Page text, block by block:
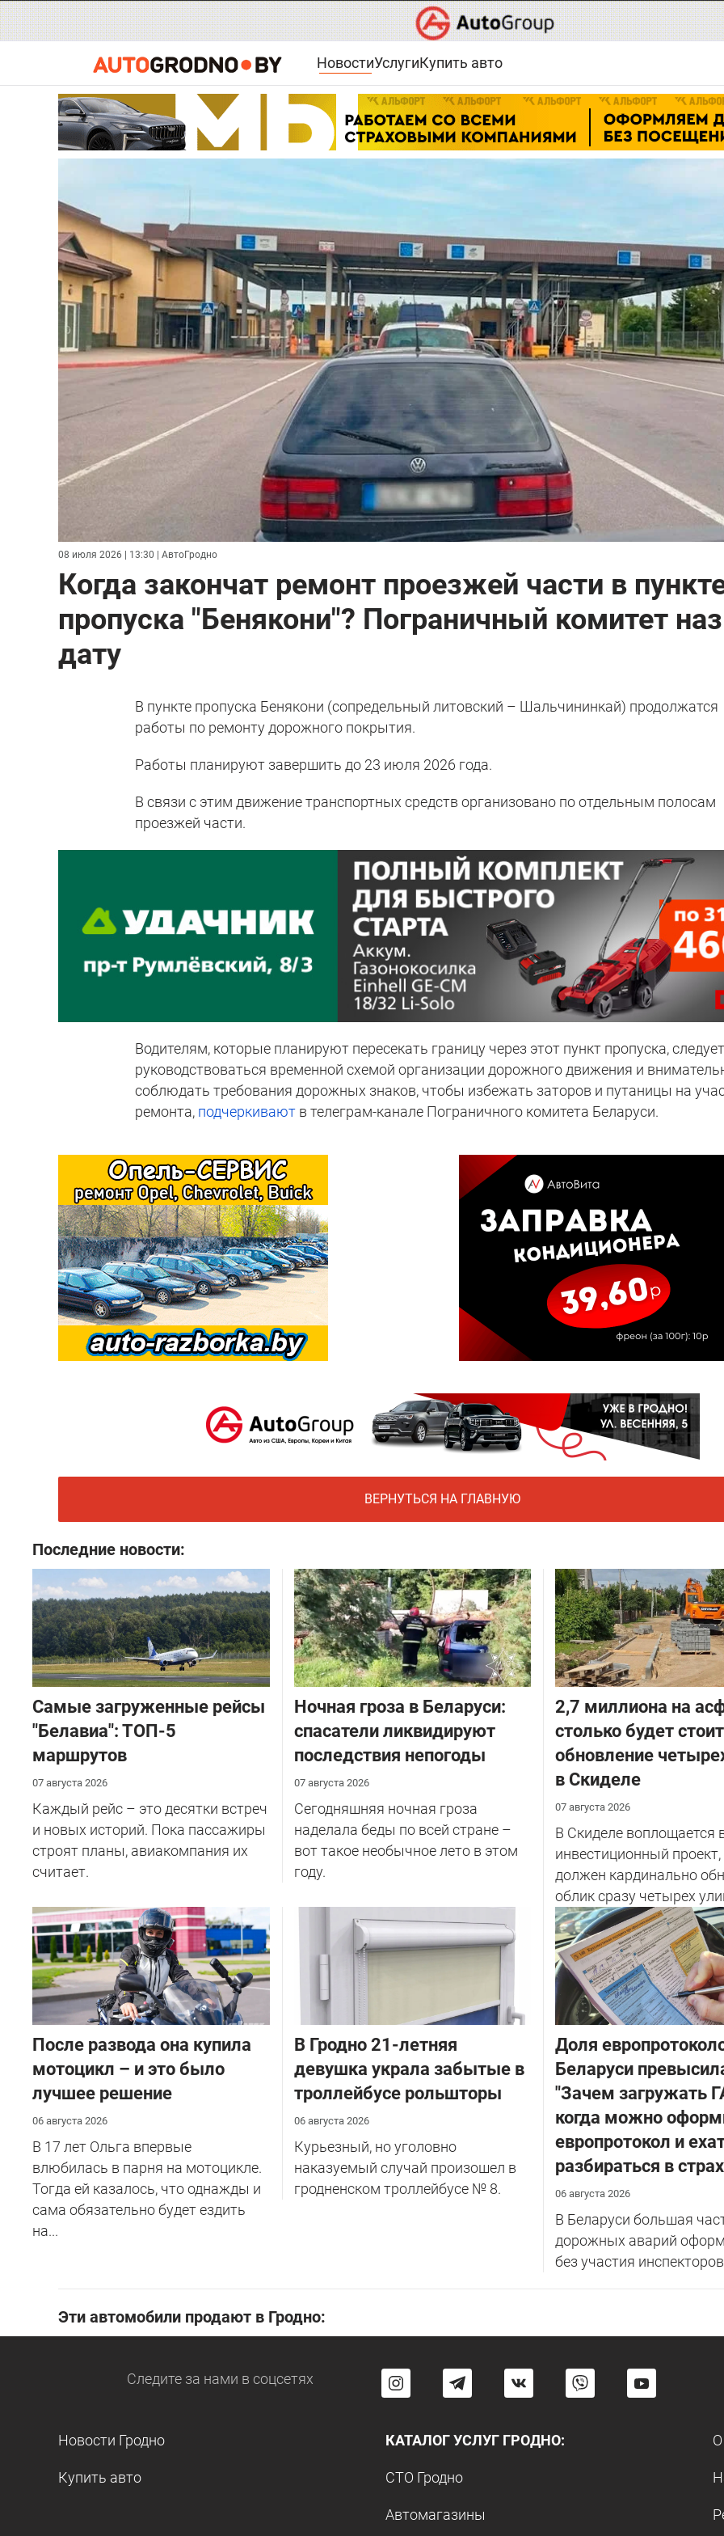
НовостиУслугиКупить авто
08 июля 2026 | 13:30 | АвтоГродно
Когда закончат ремонт проезжей части в
пропуска "Бенякони"? Пограничный комитет
дату
В пункте пропуска Бенякони (сопредельный литовский – Шальчининкай) продолжатся
работы по ремонту дорожного покрытия.
Работы планируют завершить до 23 июля 2026 года.
В связи с этим движение транспортных средств организовано по отдельным полосам
проезжей части.
Водителям, которые планируют пересекать границу через этот пункт пропуска,
руководствоваться временной схемой организации дорожного движения и
соблюдать требования дорожных знаков, чтобы избежать заторов и путаницы на
ремонта, подчеркивают в телеграм-канале Пограничного комитета Беларуси.
ВЕРНУТЬСЯ НА ГЛАВНУЮ
Последние новости:
Самые загруженные рейсы
"Белавиа": ТОП-5
маршрутов
07 августа 2026
Каждый рейс – это десятки встреч
и новых историй. Пока пассажиры
строят планы, авиакомпания их
считает.
Ночная гроза в Беларуси:
спасатели ликвидируют
последствия непогоды
07 августа 2026
Сегодняшняя ночная гроза
наделала беды по всей стране –
вот такое необычное лето в этом
году.
2,7 миллиона на
столько будет
обновление
в Скиделе
07 августа 2026
В Скиделе воплощается
инвестиционный
должен кардинально
облик сразу четырех
После развода она купила
мотоцикл – и это было
лучшее решение
06 августа 2026
В 17 лет Ольга впервые
влюбилась в парня на мотоцикле.
Тогда ей казалось, что однажды и
сама обязательно будет ездить
на...
В Гродно 21-летняя
девушка украла забытые в
троллейбусе рольшторы
06 августа 2026
Курьезный, но уголовно
наказуемый случай произошел в
гродненском троллейбусе № 8.
Доля
Беларуси
"Зачем загружать
когда можно
европротокол и
разбираться в
06 августа 2026
В Беларуси большая
дорожных аварий
без участия
Эти автомобили продают в Гродно:
Следите за нами в соцсетях
Новости Гродно
Купить авто
КАТАЛОГ УСЛУГ ГРОДНО:
СТО Гродно
Автомагазины